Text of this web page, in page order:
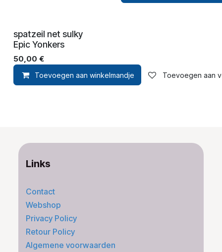
spatzeil net sulky
Epic Yonkers
50,00 €
Toevoegen aan winkelmandje Toevoegen aan
Links
Contact
Webshop
Privacy Policy
Retour Policy
Algemene voorwaarden